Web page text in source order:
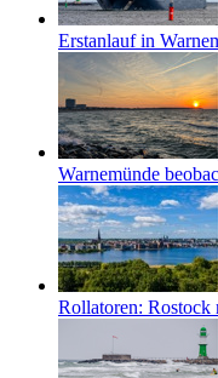
Erstanlauf in
Warnemünde
Rollatoren: Rostock